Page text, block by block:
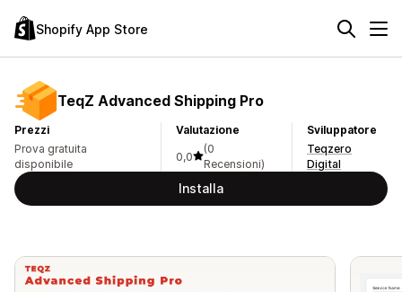
Shopify App Store
TeqZ Advanced Shipping Pro
Prezzi
Prova gratuita
disponibile
Valutazione
0,0
(0
Recensioni)
Sviluppatore
Teqzero
Digital
Installa